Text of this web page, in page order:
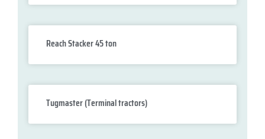
Reach Stacker 45 ton
Tugmaster (Terminal tractors)